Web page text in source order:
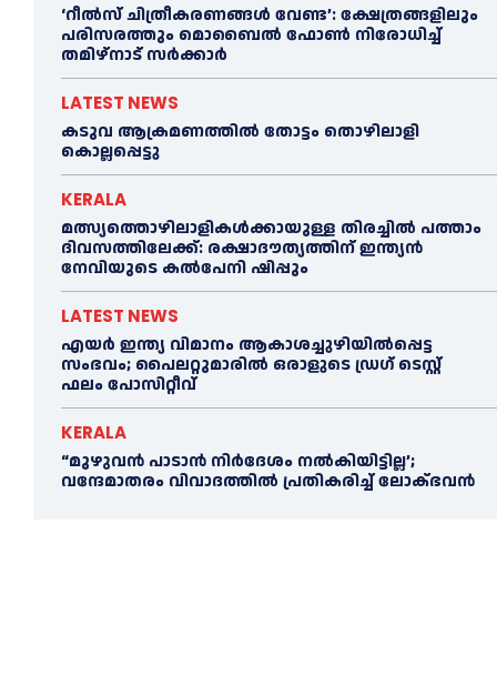
‘റീല്‍സ് ചിത്രീകരണങ്ങള്‍ വേണ്ട’: ക്ഷേത്രങ്ങളിലും
പരിസരത്തും മൊബൈല്‍ ഫോണ്‍ നിരോധിച്ച്‌
തമിഴ്നാട് സര്‍ക്കാര്‍
LATEST NEWS
കടുവ ആക്രമണത്തില്‍ തോട്ടം തൊഴിലാളി
കൊല്ലപ്പെട്ടു
KERALA
മത്സ്യത്തൊഴിലാളികള്‍ക്കായുള്ള തിരച്ചില്‍ പത്താം
ദിവസത്തിലേക്ക്: രക്ഷാദൗത്യത്തിന് ഇന്ത്യൻ
നേവിയുടെ കല്‍പേനി ഷിപ്പും
LATEST NEWS
എയര്‍ ഇന്ത്യ വിമാനം ആകാശച്ചുഴിയില്‍പ്പെട്ട
സംഭവം; പൈലറ്റുമാരില്‍ ഒരാളുടെ ഡ്രഗ് ടെസ്റ്റ്
ഫലം പോസിറ്റീവ്
KERALA
“മുഴുവൻ പാടാൻ നിര്‍ദേശം നല്‍കിയിട്ടില്ല’;
വന്ദേമാതരം വിവാദത്തില്‍ പ്രതികരിച്ച്‌ ലോക്ഭവൻ